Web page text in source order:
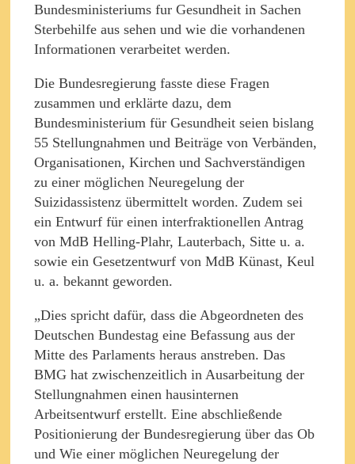
Bundesministeriums fur Gesundheit in Sachen
Sterbehilfe aus sehen und wie die vorhandenen
Informationen verarbeitet werden.
Die Bundesregierung fasste diese Fragen
zusammen und erklärte dazu, dem
Bundesministerium für Gesundheit seien bislang
55 Stellungnahmen und Beiträge von Verbänden,
Organisationen, Kirchen und Sachverständigen
zu einer möglichen Neuregelung der
Suizidassistenz übermittelt worden. Zudem sei
ein Entwurf für einen interfraktionellen Antrag
von MdB Helling-Plahr, Lauterbach, Sitte u. a.
sowie ein Gesetzentwurf von MdB Künast, Keul
u. a. bekannt geworden.
„Dies spricht dafür, dass die Abgeordneten des
Deutschen Bundestag eine Befassung aus der
Mitte des Parlaments heraus anstreben. Das
BMG hat zwischenzeitlich in Ausarbeitung der
Stellungnahmen einen hausinternen
Arbeitsentwurf erstellt. Eine abschließende
Positionierung der Bundesregierung über das Ob
und Wie einer möglichen Neuregelung der